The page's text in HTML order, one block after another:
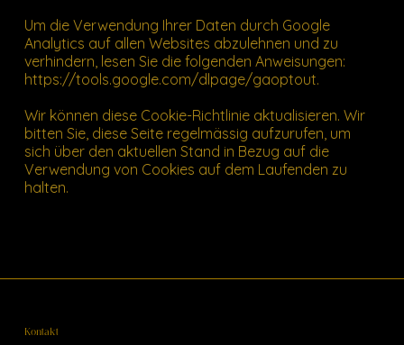
Um die Verwendung Ihrer Daten durch Google
Analytics auf allen Websites abzulehnen und zu
verhindern, lesen Sie die folgenden Anweisungen:
https://tools.google.com/dlpage/gaoptout.
Wir können diese Cookie-Richtlinie aktualisieren. Wir
bitten Sie, diese Seite regelmässig aufzurufen, um
sich über den aktuellen Stand in Bezug auf die
Verwendung von Cookies auf dem Laufenden zu
halten.
Kontakt